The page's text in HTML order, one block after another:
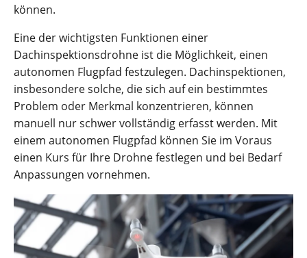
können.
Eine der wichtigsten Funktionen einer
Dachinspektionsdrohne ist die Möglichkeit, einen
autonomen Flugpfad festzulegen. Dachinspektionen,
insbesondere solche, die sich auf ein bestimmtes
Problem oder Merkmal konzentrieren, können
manuell nur schwer vollständig erfasst werden. Mit
einem autonomen Flugpfad können Sie im Voraus
einen Kurs für Ihre Drohne festlegen und bei Bedarf
Anpassungen vornehmen.